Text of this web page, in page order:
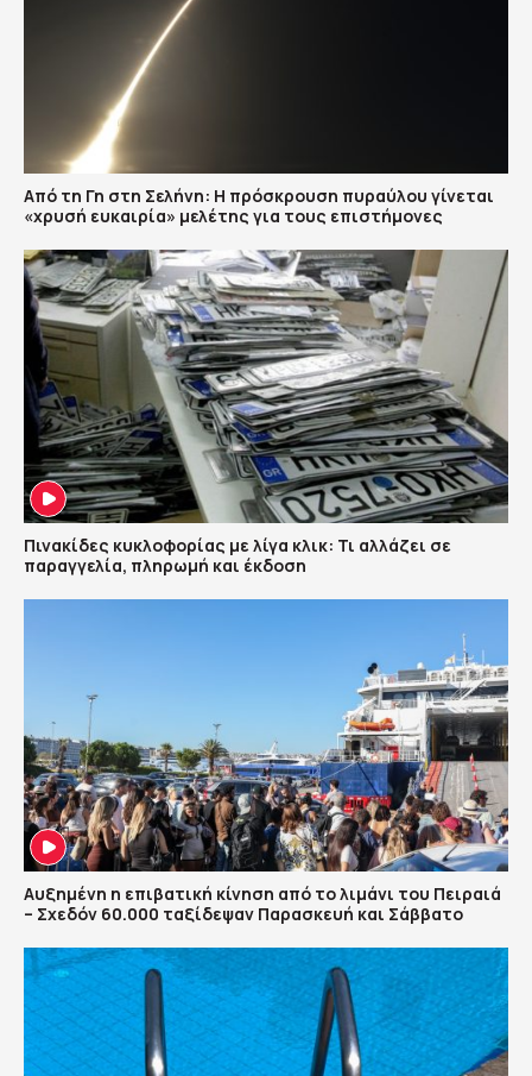
Από τη Γη στη Σελήνη: Η πρόσκρουση πυραύλου γίνεται
«χρυσή ευκαιρία» μελέτης για τους επιστήμονες
Πινακίδες κυκλοφορίας με λίγα κλικ: Τι αλλάζει σε
παραγγελία, πληρωμή και έκδοση
Αυξημένη η επιβατική κίνηση από το λιμάνι του Πειραιά
– Σχεδόν 60.000 ταξίδεψαν Παρασκευή και Σάββατο